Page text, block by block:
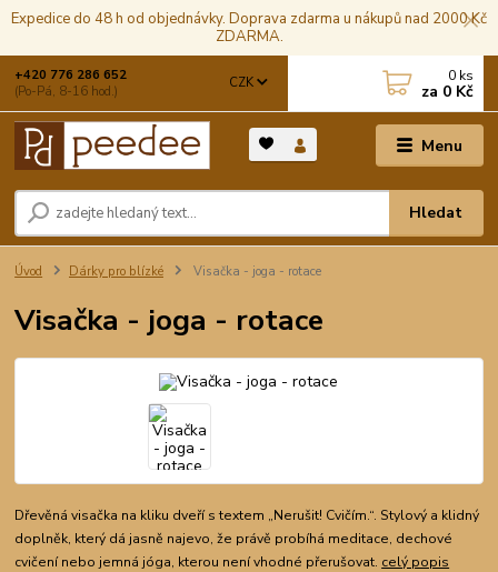
Expedice do 48 h od objednávky. Doprava zdarma u nákupů nad 2000 Kč
ZDARMA.
Menu
CZK
Hledat
+420 776 286 652
(Po-Pá, 8-16 hod.)
0 ks
za 0 Kč
Úvod Dárky pro blízké Visačka - joga - rotace
Visačka - joga - rotace
Dřevěná visačka na kliku dveří s textem „Nerušit! Cvičím.“. Stylový a klidný
doplněk, který dá jasně najevo, že právě probíhá meditace, dechové
cvičení nebo jemná jóga, kterou není vhodné přerušovat. celý popis